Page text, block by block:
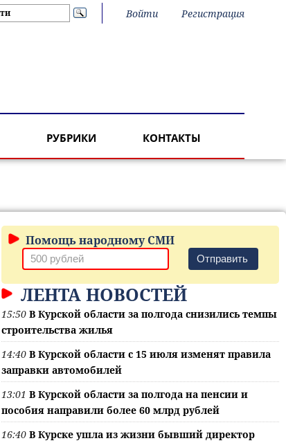
Войти Регистрация
РУБРИКИ КОНТАКТЫ
Помощь народному СМИ
Отправить
ЛЕНТА НОВОСТЕЙ
15:50 В Курской области за полгода снизились темпы
строительства жилья
14:40 В Курской области с 15 июля изменят правила
заправки автомобилей
13:01 В Курской области за полгода на пенсии и
пособия направили более 60 млрд рублей
16:40 В Курске ушла из жизни бывший директор